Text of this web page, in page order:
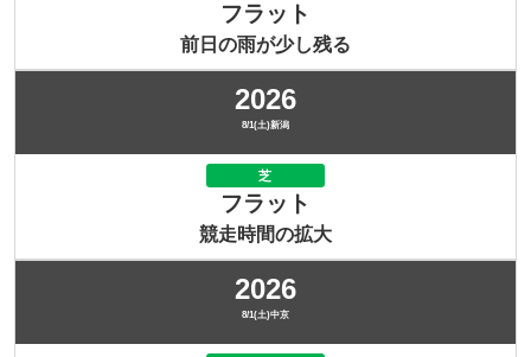
フラット
前日の雨が少し残る
2026
8/1(土)新潟
芝
フラット
競走時間の拡大
2026
8/1(土)中京